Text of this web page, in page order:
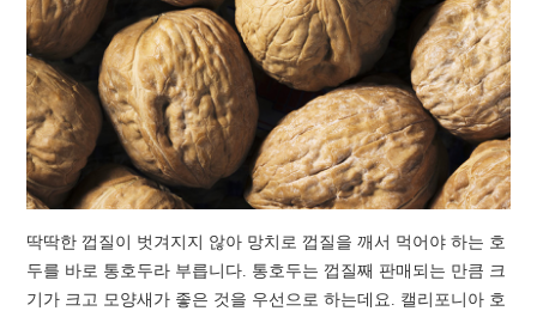
딱딱한 껍질이 벗겨지지 않아 망치로 껍질을 깨서 먹어야 하는 호
두를 바로 통호두라 부릅니다. 통호두는 껍질째 판매되는 만큼 크
기가 크고 모양새가 좋은 것을 우선으로 하는데요. 캘리포니아 호